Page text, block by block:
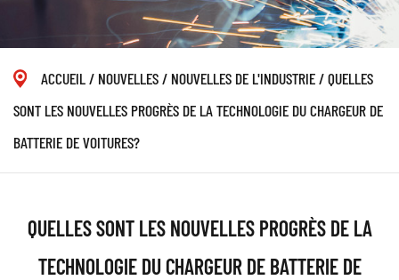
ACCUEIL/ NOUVELLES/ NOUVELLES DE L'INDUSTRIE/QUELLES
SONT LES NOUVELLES PROGRÈS DE LA TECHNOLOGIE DU CHARGEUR DE
BATTERIE DE VOITURES?
QUELLES SONT LES NOUVELLES PROGRÈS DE LA
TECHNOLOGIE DU CHARGEUR DE BATTERIE DE